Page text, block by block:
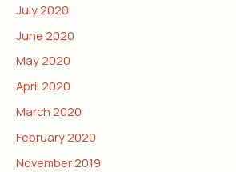
July 2020
June 2020
May 2020
April 2020
March 2020
February 2020
November 2019